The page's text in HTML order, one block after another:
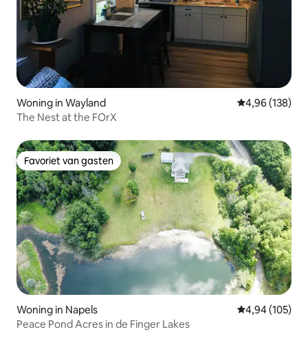
Woning in Wayland Gemiddelde
4,96 (138)
The Nest at the FOrX
Favoriet van gasten
Favoriet van gasten
Woning in Napels Gemiddelde
4,94 (105)
Peace Pond Acres in de Finger Lakes